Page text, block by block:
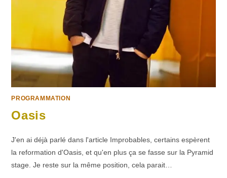
PROGRAMMATION
Oasis
J'en ai déjà parlé dans l'article Improbables, certains espèrent
la reformation d'Oasis, et qu'en plus ça se fasse sur la Pyramid
stage. Je reste sur la même position, cela parait…